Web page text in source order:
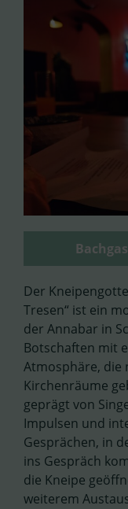
Der
Tresen“ ist ein
der Annabar in
Botschaften mit
Atmosphäre, die
Kirchenräume
geprägt von
Impulsen und
Gesprächen, in
ins Gespräch
die Kneipe
weiterem